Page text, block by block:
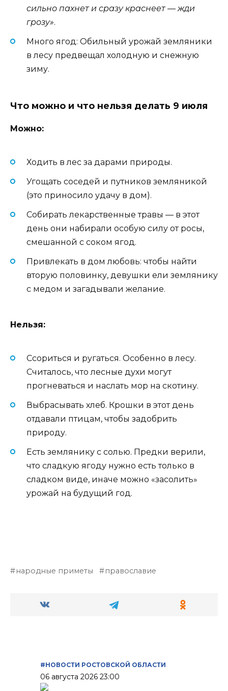
сильно пахнет и сразу краснеет — жди
грозу».
Много ягод: Обильный урожай земляники
в лесу предвещал холодную и снежную
зиму.
Что можно и что нельзя делать 9 июля
Можно:
Ходить в лес за дарами природы.
Угощать соседей и путников земляникой
(это приносило удачу в дом).
Собирать лекарственные травы — в этот
день они набирали особую силу от росы,
смешанной с соком ягод.
Привлекать в дом любовь: чтобы найти
вторую половинку, девушки ели землянику
с медом и загадывали желание.
Нельзя:
Ссориться и ругаться. Особенно в лесу.
Считалось, что лесные духи могут
прогневаться и наслать мор на скотину.
Выбрасывать хлеб. Крошки в этот день
отдавали птицам, чтобы задобрить
природу.
Есть землянику с солью. Предки верили,
что сладкую ягоду нужно есть только в
сладком виде, иначе можно «засолить»
урожай на будущий год.
народные приметы православие
#НОВОСТИ РОСТОВСКОЙ ОБЛАСТИ
06 августа 2026 23:00